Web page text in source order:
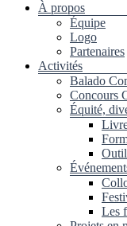
À propos
Équipe
Logo
Partenaires
Activités
Balado
Concours
Équité,
Les